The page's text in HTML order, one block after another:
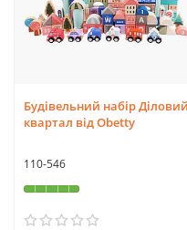
Будівельний набір Діловий
квартал від Obetty
110-546